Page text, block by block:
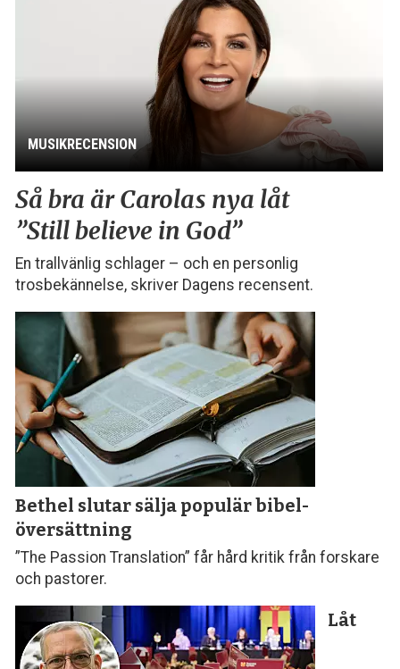
MUSIKRECENSION
Så bra är Carolas nya låt
”Still believe in God”
En trallvänlig schlager – och en personlig
trosbekännelse, skriver Dagens recensent.
Bethel slutar sälja populär bibel­
översättning
”The Passion Translation” får hård kritik från forskare
och pastorer.
Låt